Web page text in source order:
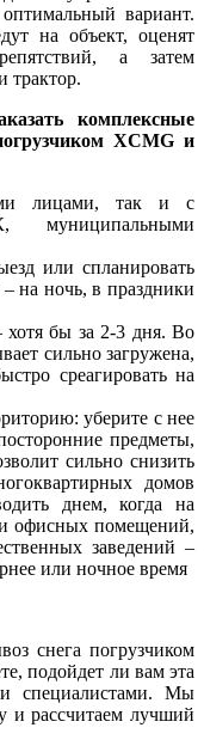
вариант.
на объект, оценят
а затем
трактор.
комплексные
XCMG и
лицами, так и с
или спланировать
на ночь, в праздники
хотя бы за 2-3 дня. Во
сильно загружена,
среагировать на
уберите с нее
предметы,
сильно снизить
домов
днем, когда на
офисных помещений,
заведений –
или ночное время
снега погрузчиком
подойдет ли вам эта
специалистами. Мы
и рассчитаем лучший